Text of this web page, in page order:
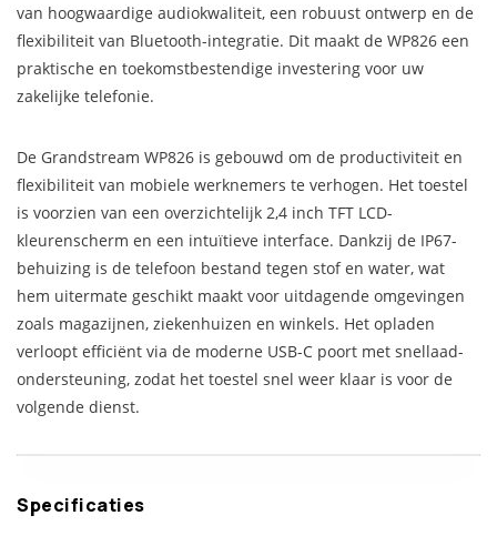
van hoogwaardige audiokwaliteit, een robuust ontwerp en de
flexibiliteit van Bluetooth-integratie. Dit maakt de WP826 een
praktische en toekomstbestendige investering voor uw
zakelijke telefonie.
De Grandstream WP826 is gebouwd om de productiviteit en
flexibiliteit van mobiele werknemers te verhogen. Het toestel
is voorzien van een overzichtelijk 2,4 inch TFT LCD-
kleurenscherm en een intuïtieve interface. Dankzij de IP67-
behuizing is de telefoon bestand tegen stof en water, wat
hem uitermate geschikt maakt voor uitdagende omgevingen
zoals magazijnen, ziekenhuizen en winkels. Het opladen
verloopt efficiënt via de moderne USB-C poort met snellaad-
ondersteuning, zodat het toestel snel weer klaar is voor de
volgende dienst.
Specificaties